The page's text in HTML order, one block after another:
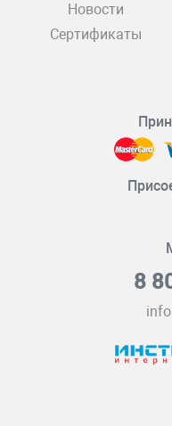
Новости
Сертификаты
8